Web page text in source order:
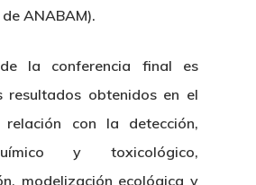
ANABAM).
la conferencia final es
resultados obtenidos en el
con la detección,
y toxicológico,
modelización ecológica y